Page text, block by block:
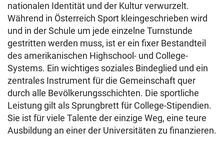
nationalen Identität und der Kultur verwurzelt.
Während in Österreich Sport kleingeschrieben wird
und in der Schule um jede einzelne Turnstunde
gestritten werden muss, ist er ein fixer Bestandteil
des amerikanischen Highschool- und College-
Systems. Ein wichtiges soziales Bindeglied und ein
zentrales Instrument für die Gemeinschaft quer
durch alle Bevölkerungsschichten. Die sportliche
Leistung gilt als Sprungbrett für College-Stipendien.
Sie ist für viele Talente der einzige Weg, eine teure
Ausbildung an einer der Universitäten zu finanzieren.